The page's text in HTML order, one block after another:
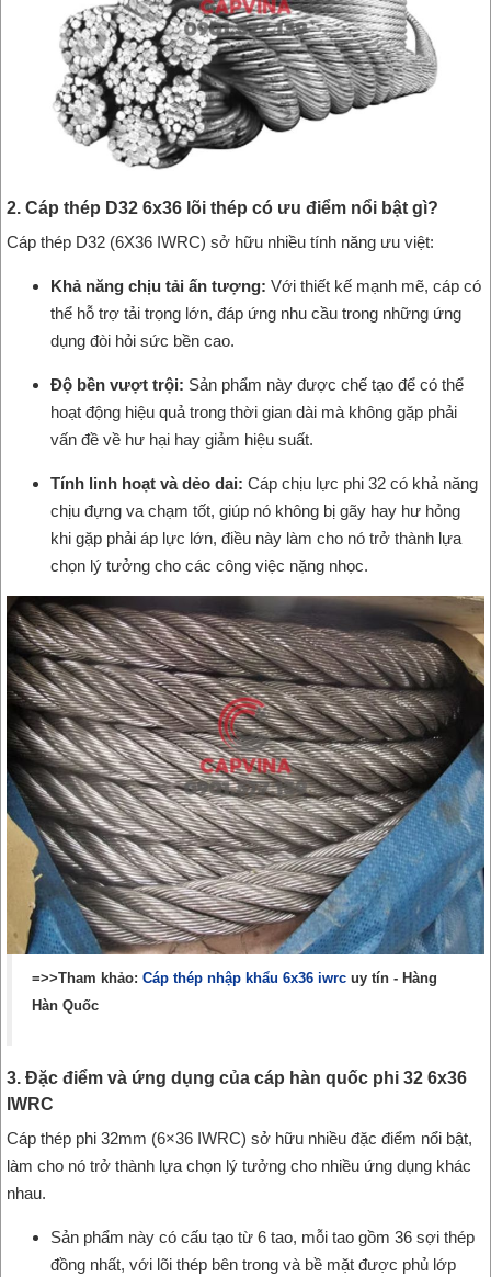
2. Cáp thép D32 6x36 lõi thép có ưu điểm nổi bật gì?
Cáp thép D32 (6X36 IWRC) sở hữu nhiều tính năng ưu việt:
Khả năng chịu tải ấn tượng: Với thiết kế mạnh mẽ, cáp có
thể hỗ trợ tải trọng lớn, đáp ứng nhu cầu trong những ứng
dụng đòi hỏi sức bền cao.
Độ bền vượt trội: Sản phẩm này được chế tạo để có thể
hoạt động hiệu quả trong thời gian dài mà không gặp phải
vấn đề về hư hại hay giảm hiệu suất.
Tính linh hoạt và dẻo dai: Cáp chịu lực phi 32 có khả năng
chịu đựng va chạm tốt, giúp nó không bị gãy hay hư hỏng
khi gặp phải áp lực lớn, điều này làm cho nó trở thành lựa
chọn lý tưởng cho các công việc nặng nhọc.
=>>Tham khảo: Cáp thép nhập khẩu 6x36 iwrc uy tín - Hàng
Hàn Quốc
3. Đặc điểm và ứng dụng của cáp hàn quốc phi 32 6x36
IWRC
Cáp thép phi 32mm (6×36 IWRC) sở hữu nhiều đặc điểm nổi bật,
làm cho nó trở thành lựa chọn lý tưởng cho nhiều ứng dụng khác
nhau.
Sản phẩm này có cấu tạo từ 6 tao, mỗi tao gồm 36 sợi thép
đồng nhất, với lõi thép bên trong và bề mặt được phủ lớp